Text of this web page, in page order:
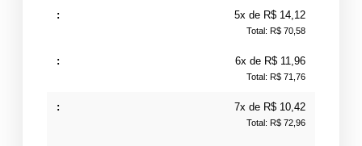
5x de R$ 14,12
Total: R$ 70,58
6x de R$ 11,96
Total: R$ 71,76
7x de R$ 10,42
Total: R$ 72,96